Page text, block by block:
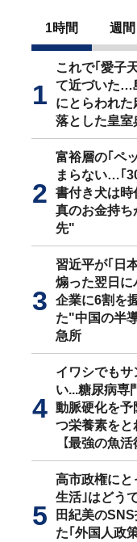
1時間 週間
これで｢愛子
て近づいた…
にとらわれ
落とした皇室
富裕層の｢ペ
まらない…｢
書付き犬は時
真のお金持
先"
習近平が｢日
煽った翌日
企業に6割を
た"中国の半
急所
イワシでもサ
い...糖尿病専
動脈硬化を予
つ栄養素をと
【最強の魚活
高市政権にと
生活｣はどう
田紀美の
た｢外国人政